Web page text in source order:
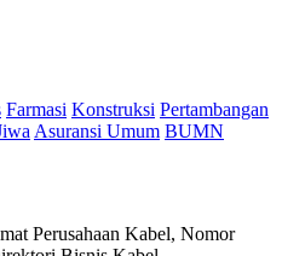
Farmasi Konstruksi Pertambangan
Asuransi Umum BUMN
Perusahaan Kabel, Nomor